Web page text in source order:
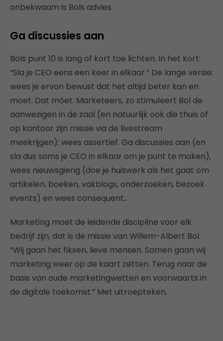
onbekwaam is Bols advies.
Ga discussies aan
Bols punt 10 is lang of kort toe lichten. In het kort:
“Sla je CEO eens een keer in elkaar.” De lange versie:
wees je ervan bewust dat het altijd beter kan en
moet. Dat móet. Marketeers, zo stimuleert Bol de
aanwezigen in de zaal (en natuurlijk ook die thuis of
op kantoor zijn missie via de livestream
meekrijgen): wees assertief. Ga discussies aan (en
sla dus soms je CEO in elkaar om je punt te maken),
wees nieuwsgierig (doe je huiswerk als het gaat om
artikelen, boeken, vakblogs, onderzoeken, bezoek
events) en wees consequent..
Marketing moet de leidende discipline voor elk
bedrijf zijn, dat is de missie van Willem-Albert Bol.
“Wij gaan het fiksen, lieve mensen. Samen gaan wij
marketing weer op de kaart zetten. Terug naar de
basis van oude marketingwetten en voorwaarts in
de digitale toekomst.” Met uitroepteken.